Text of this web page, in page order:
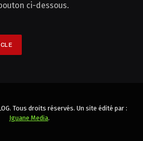
ci-dessous.
Tous droits réservés. Un site édité par :
Iguane Media.